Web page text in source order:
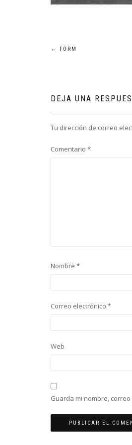
Navegación
entradas
← FORM
DEJA UNA
Tu dirección de correo
Comentario *
Nombre *
Correo electrónico *
Web
Guarda mi nombre,